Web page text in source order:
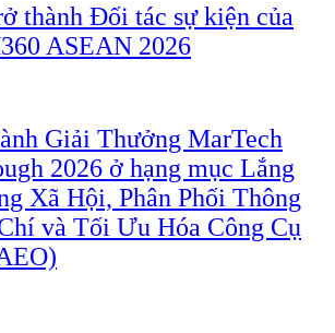
thành Đối tác sự kiện của
ASEAN 2026
Giải Thưởng MarTech
2026 ở hạng mục Lắng
Xã Hội, Phân Phối Thông
và Tối Ưu Hóa Công Cụ